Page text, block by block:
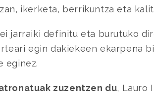
ikerketa, berrikuntza eta
jarraiki definitu eta burutuko
egin dakiekeen ekarpena
eginez.
zuzentzen du, Lauro